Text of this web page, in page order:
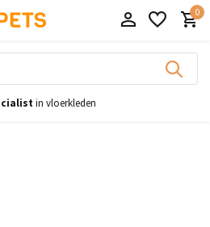
0
in vloerkleden